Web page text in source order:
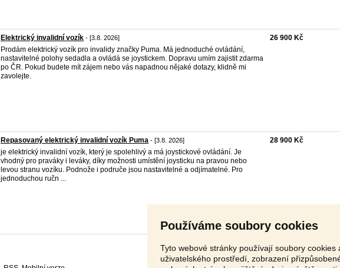
Používáme soubory cookies
Tyto webové stránky používají soubory
uživatelského prostředí, zobrazení
Elektrický invalidní vozík - [3.8. 2026]
Prodám elektrický vozík pro invalidy značky Puma. Má jednoduché ovládání,
nastavitelné polohy sedadla a ovládá se joystickem. Dopravu umím zajistit zdarma
po ČR. Pokud budete mít zájem nebo vás napadnou nějaké dotazy, klidně mi
zavolejte.
26 900 Kč
Repasovaný elektrický invalidní vozík Puma - [3.8. 2026]
je elektrický invalidní vozík, který je spolehlivý a má joystickové ovládání. Je
vhodný pro praváky i leváky, díky možnosti umístění joysticku na pravou nebo
levou stranu vozíku. Podnože i područe jsou nastavitelné a odjímatelné. Pro
jednoduchou ručn ...
28 900 Kč